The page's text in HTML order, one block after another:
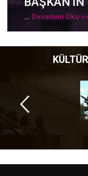
... Devamını Oku